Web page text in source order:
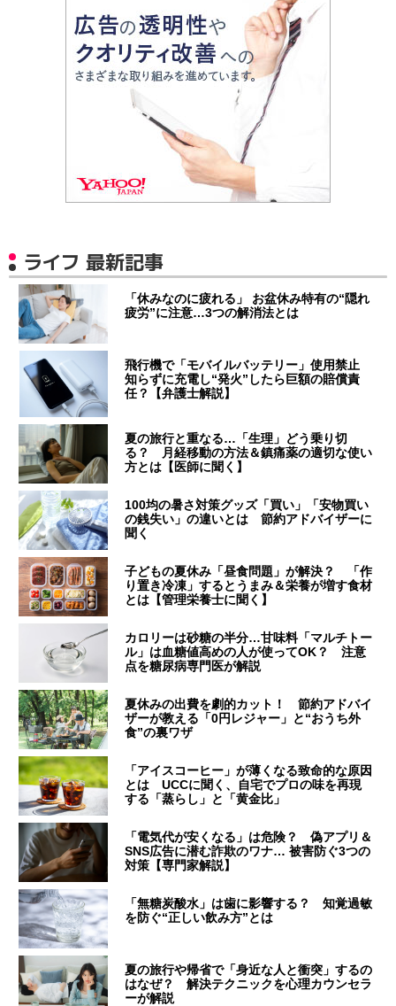
ライフ 最新記事
「休みなのに疲れる」 お盆休み特有の“隠れ
疲労”に注意…3つの解消法とは
飛行機で「モバイルバッテリー」使用禁止
知らずに充電し“発火”したら巨額の賠償責
任？【弁護士解説】
夏の旅行と重なる…「生理」どう乗り切
る？ 月経移動の方法＆鎮痛薬の適切な使い
方とは【医師に聞く】
100均の暑さ対策グッズ「買い」「安物買い
の銭失い」の違いとは 節約アドバイザーに
聞く
子どもの夏休み「昼食問題」が解決？ 「作
り置き冷凍」するとうまみ＆栄養が増す食材
とは【管理栄養士に聞く】
カロリーは砂糖の半分…甘味料「マルチトー
ル」は血糖値高めの人が使ってOK？ 注意
点を糖尿病専門医が解説
夏休みの出費を劇的カット！ 節約アドバイ
ザーが教える「0円レジャー」と“おうち外
食”の裏ワザ
「アイスコーヒー」が薄くなる致命的な原因
とは UCCに聞く、自宅でプロの味を再現
する「蒸らし」と「黄金比」
「電気代が安くなる」は危険？ 偽アプリ＆
SNS広告に潜む詐欺のワナ… 被害防ぐ3つの
対策【専門家解説】
「無糖炭酸水」は歯に影響する？ 知覚過敏
を防ぐ“正しい飲み方”とは
夏の旅行や帰省で「身近な人と衝突」するの
はなぜ？ 解決テクニックを心理カウンセラ
ーが解説